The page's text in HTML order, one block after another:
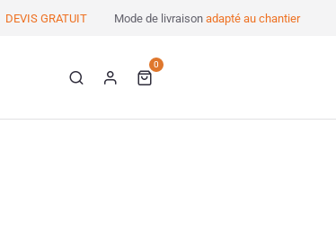
DEVIS GRATUIT Mode de livraison adapté au chantier
0